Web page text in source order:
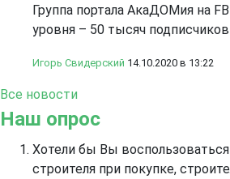
Группа портала АкаДОМия на
уровня – 50 тысяч
Игорь Свидерский 14.10.2020 в 13:22
Все новости
Наш опрос
Хотели бы Вы
строителя при покупке,